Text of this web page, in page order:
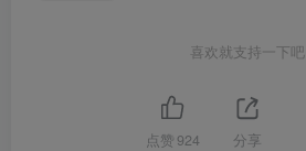
喜欢就支持一下吧
点赞 924 分享